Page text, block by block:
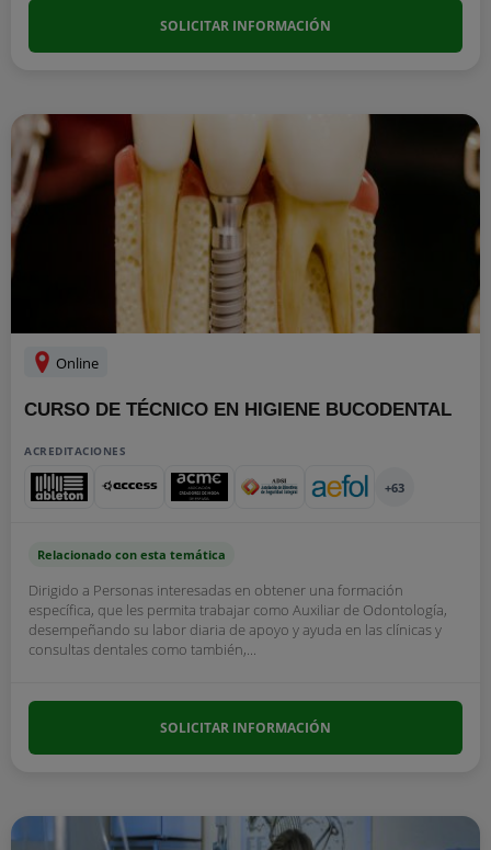
SOLICITAR INFORMACIÓN
Online
CURSO DE TÉCNICO EN HIGIENE BUCODENTAL
ACREDITACIONES
+63
Relacionado con esta temática
Dirigido a Personas interesadas en obtener una formación
específica, que les permita trabajar como Auxiliar de Odontología,
desempeñando su labor diaria de apoyo y ayuda en las clínicas y
consultas dentales como también,...
SOLICITAR INFORMACIÓN